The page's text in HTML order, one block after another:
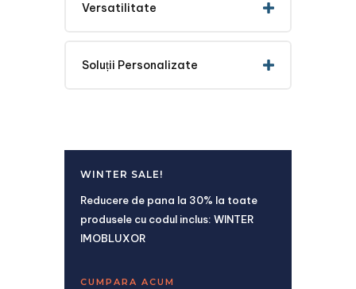
Versatilitate
Soluții Personalizate
WINTER SALE!
Reducere de pana la 30% la toate
produsele cu codul inclus: WINTER
IMOBLUXOR
CUMPARA ACUM